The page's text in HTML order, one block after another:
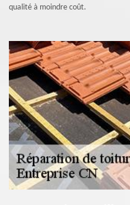
qualité à moindre coût.